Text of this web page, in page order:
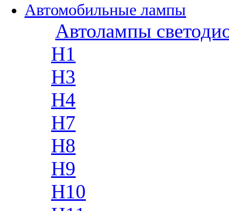
Автомобильные лампы
Автолампы
H1
H3
H4
H7
H8
H9
H10